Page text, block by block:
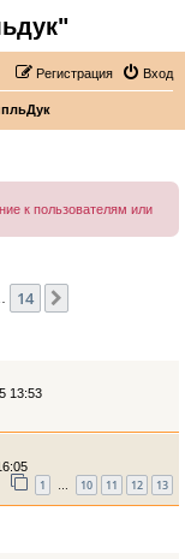
Вход
Регистрация
к пользователям или
14
13:53
1 … 10 11 12 13